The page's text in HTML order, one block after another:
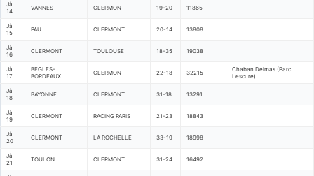
Jà
14
VANNES CLERMONT 19-20 11865
Jà
15
PAU CLERMONT 20-14 13808
Jà
16
CLERMONT TOULOUSE 18-35 19038
Jà
17
BEGLES-
BORDEAUX
CLERMONT 22-18 32215
Chaban Delmas (Parc
Lescure)
Jà
18
BAYONNE CLERMONT 31-18 13291
Jà
19
CLERMONT RACING PARIS 21-23 18843
Jà
20
CLERMONT LA ROCHELLE 33-19 18998
Jà
21
TOULON CLERMONT 31-24 16492